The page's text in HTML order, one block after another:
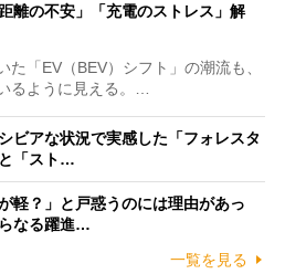
離の不安」「充電のストレス」解
「EV（BEV）シフト」の潮流も、
るように見える。…
ビアな状況で実感した「フォレスタ
「スト…
軽？」と戸惑うのには理由があっ
なる躍進…
一覧を見る